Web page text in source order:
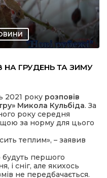
НА ГРУДЕНЬ ТА ЗИМУ
2021 року розповів
Микола Кульбіда. За
року середня
за норму для цього
теплим», – заявив
будуть першого
і сніг, але якихось
не передбачається.